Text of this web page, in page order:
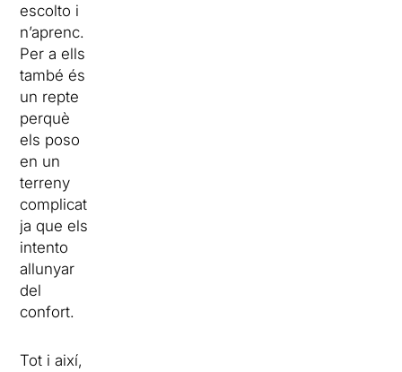
escolto i
n’aprenc.
Per a ells
també és
un repte
perquè
els poso
en un
terreny
complicat
ja que els
intento
allunyar
del
confort.
Tot i així,